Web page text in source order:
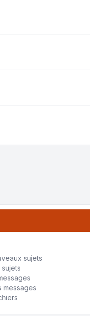
sujets
messages